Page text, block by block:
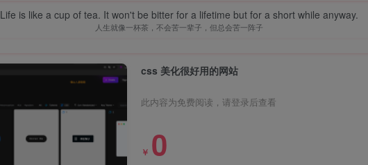
Life is like a cup of tea. It won't be bitter for a lifetime but for a short while anyway.
人生就像一杯茶，不会苦一辈子，但总会苦一阵子
css 美化很好用的网站
此内容为免费阅读，请登录后查看
￥ 0